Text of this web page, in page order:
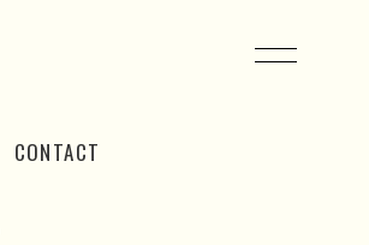
CONTACT